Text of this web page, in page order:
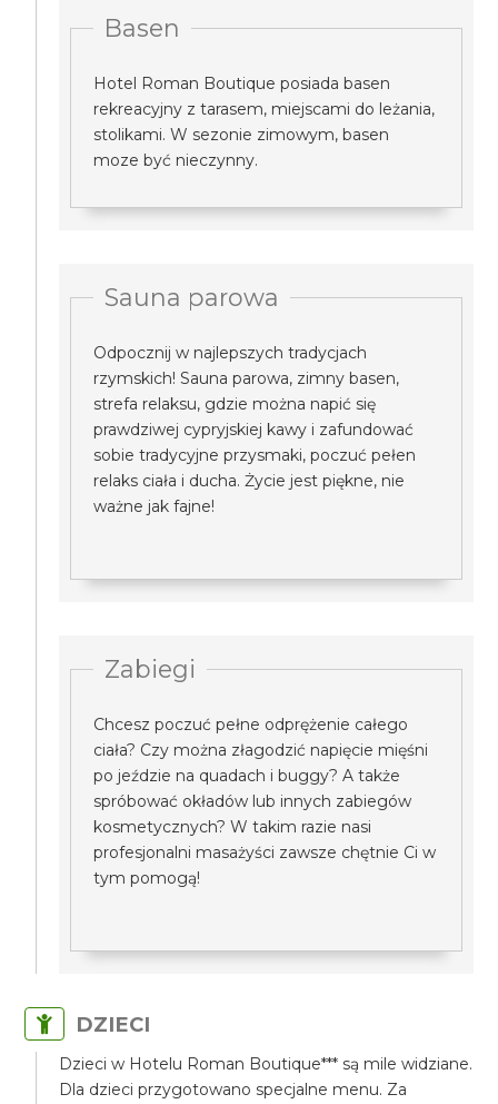
Basen
Hotel Roman Boutique posiada basen
rekreacyjny z tarasem, miejscami do leżania,
stolikami. W sezonie zimowym, basen
moze być nieczynny.
Sauna parowa
Odpocznij w najlepszych tradycjach
rzymskich! Sauna parowa, zimny basen,
strefa relaksu, gdzie można napić się
prawdziwej cypryjskiej kawy i zafundować
sobie tradycyjne przysmaki, poczuć pełen
relaks ciała i ducha. Życie jest piękne, nie
ważne jak fajne!
Zabiegi
Chcesz poczuć pełne odprężenie całego
ciała? Czy można złagodzić napięcie mięśni
po jeździe na quadach i buggy? A także
spróbować okładów lub innych zabiegów
kosmetycznych? W takim razie nasi
profesjonalni masażyści zawsze chętnie Ci w
tym pomogą!
DZIECI
Dzieci w Hotelu Roman Boutique*** są mile widziane.
Dla dzieci przygotowano specjalne menu. Za